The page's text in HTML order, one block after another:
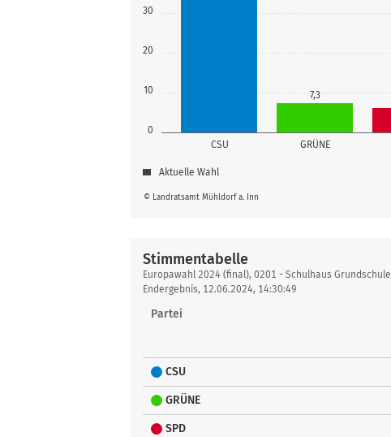
0
10
20
30
CSU GRÜNE
7,3
© Landratsamt Mühldorf a. Inn
Aktuelle Wahl
Stimmentabelle
Stimmentabelle
Europawahl 2024 (final), 0201 - Schulhaus Grundschule
Endergebnis, 12.06.2024, 14:30:49
Partei
CSU
GRÜNE
SPD